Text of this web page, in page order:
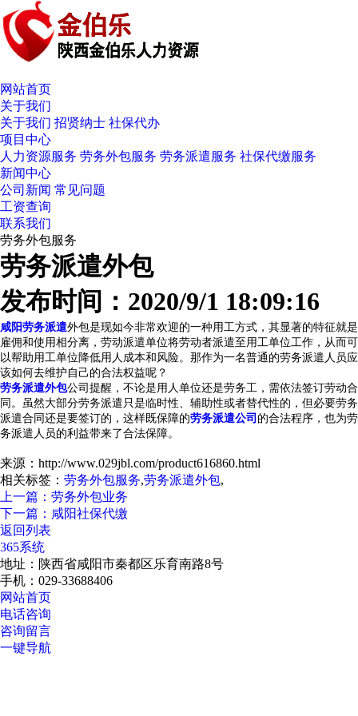
网站首页
关于我们
关于我们 招贤纳士 社保代办
项目中心
人力资源服务 劳务外包服务 劳务派遣服务 社保代缴服务
新闻中心
公司新闻 常见问题
工资查询
联系我们
劳务外包服务
劳务派遣外包
发布时间：2020/9/1 18:09:16
咸阳劳务派遣外包是现如今非常欢迎的一种用工方式，其显著的特征就是
雇佣和使用相分离，劳动派遣单位将劳动者派遣至用工单位工作，从而可
以帮助用工单位降低用人成本和风险。那作为一名普通的劳务派遣人员应
该如何去维护自己的合法权益呢？
劳务派遣外包公司提醒，不论是用人单位还是劳务工，需依法签订劳动合
同。虽然大部分劳务派遣只是临时性、辅助性或者替代性的，但必要劳务
派遣合同还是要签订的，这样既保障的劳务派遣公司 的合法程序，也为劳
务派遣人员的利益带来了合法保障。
来源：http://www.029jbl.com/product616860.html
相关标签： 劳务外包服务,劳务派遣外包,
上一篇：劳务外包业务
下一篇：咸阳社保代缴
返回列表
365系统
地址：陕西省咸阳市秦都区乐育南路8号
手机：029-33688406
网站首页
电话咨询
咨询留言
一键导航